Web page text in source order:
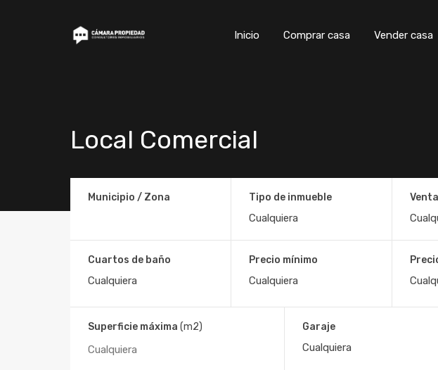
Inicio Comprar casa Vender casa
Local Comercial
Municipio / Zona Tipo de inmueble
Cuartos de baño Precio mínimo
Superficie máxima (m2) Garaje